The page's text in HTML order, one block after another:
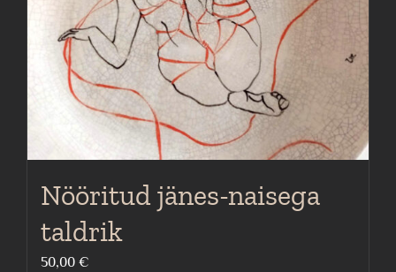
Nööritud jänes-naisega
taldrik
50,00 €